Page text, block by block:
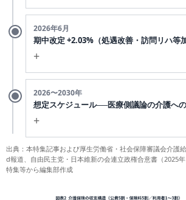
日本病院会の相澤孝夫会長が定例記者会見
の「課税取引化＋ゼロ税率」、当面の緊急
対象外消費税の一部還付」の二段構えを表
介護分野への波及は今後の論点。医療側
程で、老健の施設更新・福祉用具・介護ロ
2026年6月
期中改定 +2.03%（処遇改善・訪問リハ等
+
処遇改善分 +1.95%
これまで対象外だった訪問看護・訪問リハ
宅介護支援
員の月額1万円ベースアップ＋生産性向上
万円、最大月1.9万円を目指す制度設計。
2026〜2030年
想定スケジュール──医療側議論の介護へ
+
2026年5〜6月：医療側提言と骨太方針
度税制改正要望／12月：与党税制改正大綱
28年：医療側の制度具体化／2030年：医
出典：本特集記事および厚生労働省・社会保障審議会介護
d報道、自由民主党・日本維新の会連立政権合意書（2025
特集等から編集部作成